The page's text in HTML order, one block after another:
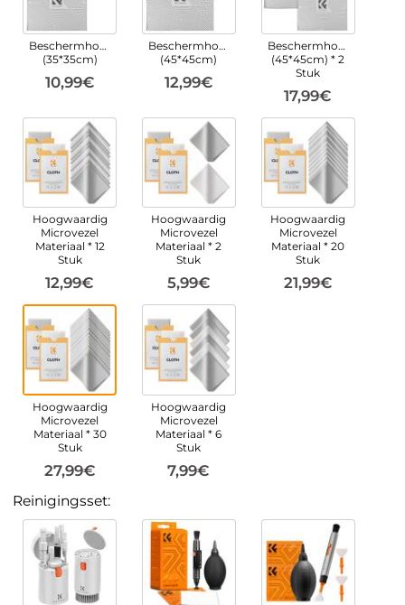
Beschermhoes
(35*35cm)
10,99€
Beschermhoes
(45*45cm)
12,99€
Beschermhoes
(45*45cm) * 2
Stuk
17,99€
Hoogwaardig
Microvezel
Materiaal * 12
Stuk
12,99€
Hoogwaardig
Microvezel
Materiaal * 2
Stuk
5,99€
Hoogwaardig
Microvezel
Materiaal * 20
Stuk
21,99€
Hoogwaardig
Microvezel
Materiaal * 30
Stuk
27,99€
Hoogwaardig
Microvezel
Materiaal * 6
Stuk
7,99€
Reinigingsset: